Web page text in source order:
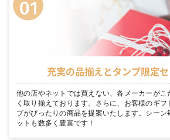
充実の品揃えとタンプ限定
他の店やネットでは買えない、各メーカーがこ
く取り揃えております。さらに、お客様のギ
プがぴったりの商品を提案いたします。シーン
ットも数多く豊富です！